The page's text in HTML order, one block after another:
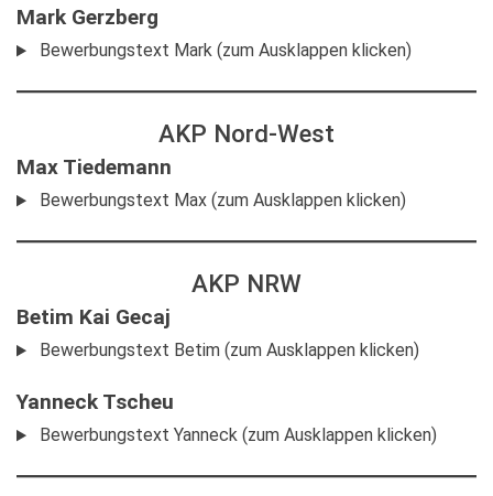
Mark Gerzberg
Bewerbungstext Mark (zum Ausklappen klicken)
AKP Nord-West
Max Tiedemann
Bewerbungstext Max (zum Ausklappen klicken)
AKP NRW
Betim Kai Gecaj
Bewerbungstext Betim (zum Ausklappen klicken)
Yanneck Tscheu
Bewerbungstext Yanneck (zum Ausklappen klicken)